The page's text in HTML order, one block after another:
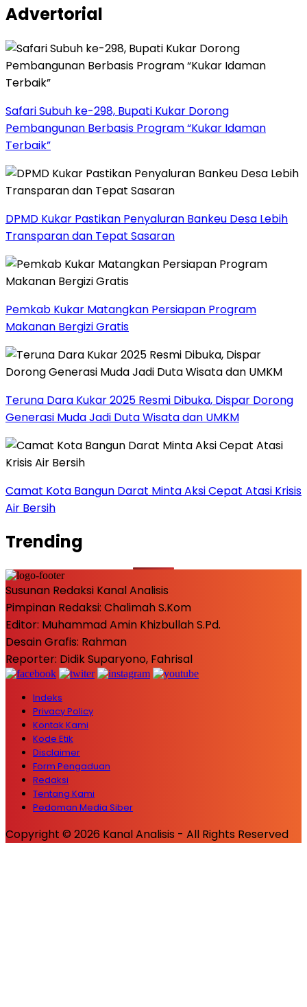
Advertorial
Safari Subuh ke-298, Bupati Kukar Dorong
Pembangunan Berbasis Program “Kukar Idaman
Terbaik”
DPMD Kukar Pastikan Penyaluran Bankeu Desa Lebih
Transparan dan Tepat Sasaran
Pemkab Kukar Matangkan Persiapan Program
Makanan Bergizi Gratis
Teruna Dara Kukar 2025 Resmi Dibuka, Dispar Dorong
Generasi Muda Jadi Duta Wisata dan UMKM
Camat Kota Bangun Darat Minta Aksi Cepat Atasi Krisis
Air Bersih
Trending
Susunan Redaksi Kanal Analisis
Pimpinan Redaksi: Chalimah S.Kom
Editor: Muhammad Amin Khizbullah S.Pd.
Desain Grafis: Rahman
Reporter: Didik Suparyono, Fahrisal
Indeks
Privacy Policy
Kontak Kami
Kode Etik
Disclaimer
Form Pengaduan
Redaksi
Tentang Kami
Pedoman Media Siber
Copyright © 2026 Kanal Analisis - All Rights Reserved